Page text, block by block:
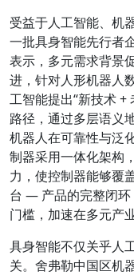
受益于人工智能、机
一批具身智能先行者
表示，多元需求背景
进，针对人形机器人
工智能提出“新技术 +
路径，通过多层语义
机器人在可靠性与泛
制器采用一体化架构
力，使控制器能够覆
台 — 产品的完整闭环
门槛，加速在多元产
具身智能不仅关乎人
关。舍弗勒中国区机